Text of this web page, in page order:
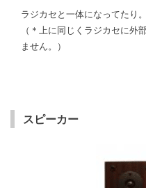
ラジカセと一体になってたり。
（＊上に同じくラジカセに外
ません。）
スピーカー